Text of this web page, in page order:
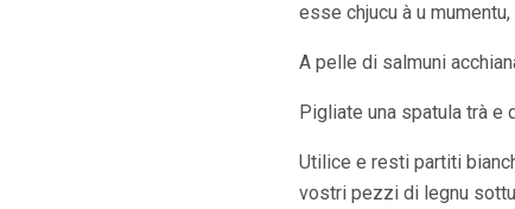
esse chjucu à u
A pelle di salmuni
Pigliate una spatula trà e
Utilice e resti partiti
vostri pezzi di legnu